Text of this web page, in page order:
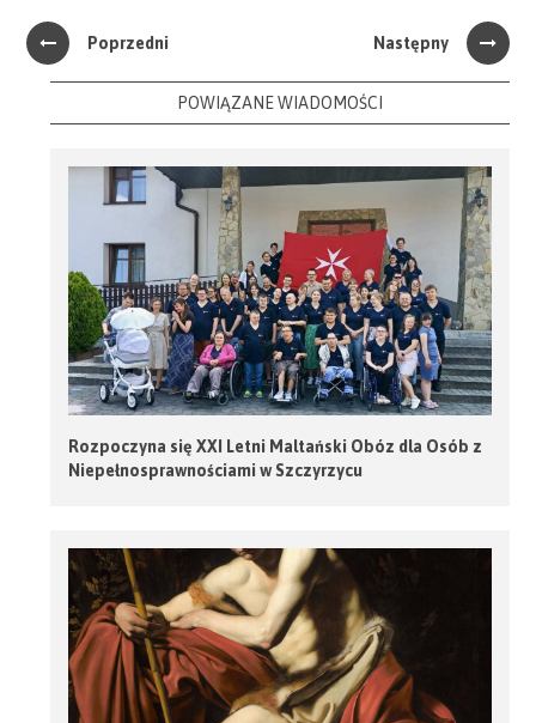
Poprzedni Następny
POWIĄZANE WIADOMOŚCI
Rozpoczyna się XXI Letni Maltański Obóz dla Osób z
Niepełnosprawnościami w Szczyrzycu